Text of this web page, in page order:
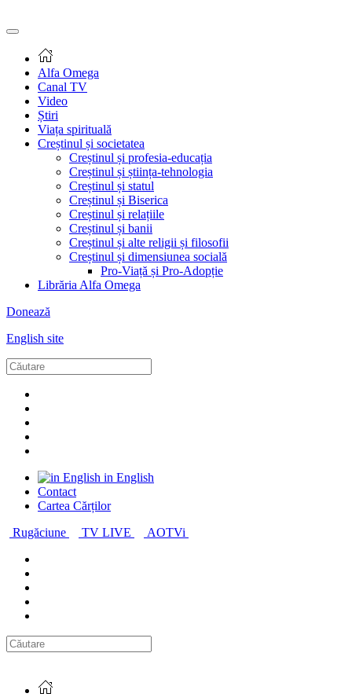
Alfa Omega
Canal TV
Video
Știri
Viața spirituală
Creștinul și societatea
Creștinul și profesia-educația
Creștinul și știința-tehnologia
Creștinul și statul
Creștinul și Biserica
Creștinul și relațiile
Creștinul și banii
Creștinul și alte religii și filosofii
Creștinul și dimensiunea socială
Pro-Viață și Pro-Adopție
Librăria Alfa Omega
Donează
English site
in English
Contact
Cartea Cărților
Rugăciune
TV LIVE AOTVi